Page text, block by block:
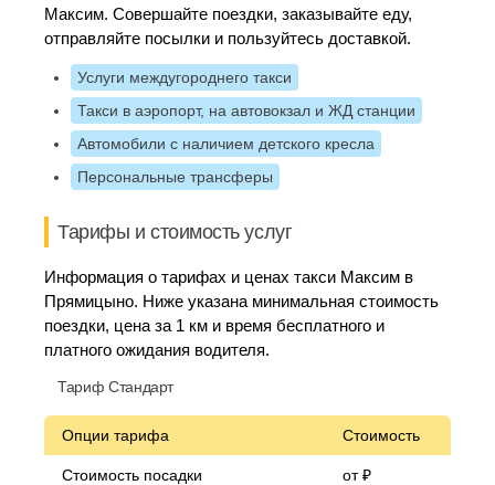
Максим. Совершайте поездки, заказывайте еду,
отправляйте посылки и пользуйтесь доставкой.
Услуги междугороднего такси
Такси в аэропорт, на автовокзал и ЖД станции
Автомобили с наличием детского кресла
Персональные трансферы
Тарифы и стоимость услуг
Информация о тарифах и ценах такси Максим в
Прямицыно. Ниже указана минимальная стоимость
поездки, цена за 1 км и время бесплатного и
платного ожидания водителя.
Тариф Стандарт
Опции тарифа Стоимость
Стоимость посадки от ₽